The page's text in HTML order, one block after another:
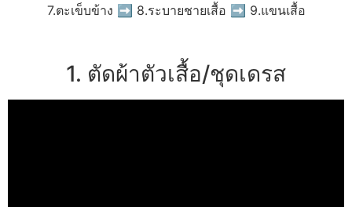
7.ตะเข็บข้าง ➡ 8.ระบายชายเสื้อ ➡ 9.แขนเสื้อ
1. ตัดผ้าตัวเสื้อ/ชุดเดรส